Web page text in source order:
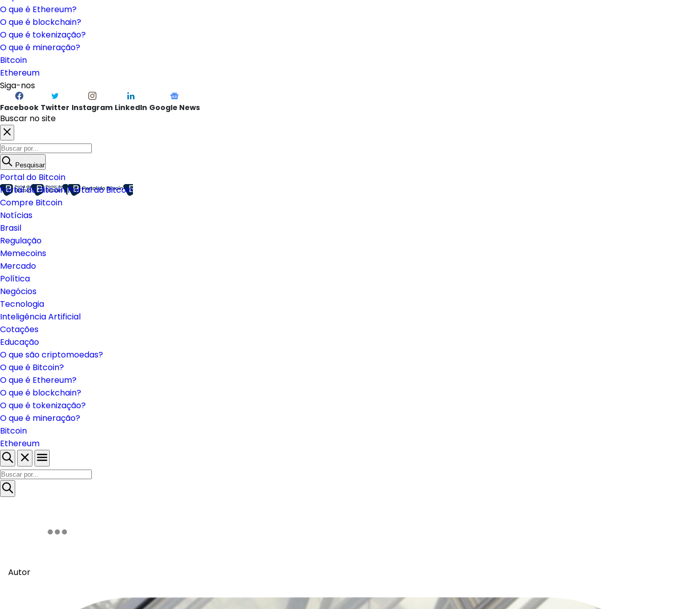
O que é Ethereum?
O que é blockchain?
O que é tokenização?
O que é mineração?
Bitcoin
Ethereum
Siga-nos
Facebook Twitter Instagram LinkedIn Google News
Buscar no site
Pesquisar
Portal do Bitcoin
Portal do BitcoinPortal do Bitcoin
Compre Bitcoin
Notícias
Brasil
Regulação
Memecoins
Mercado
Política
Negócios
Tecnologia
Inteligência Artificial
Cotações
Educação
O que são criptomoedas?
O que é Bitcoin?
O que é Ethereum?
O que é blockchain?
O que é tokenização?
O que é mineração?
Bitcoin
Ethereum
Autor